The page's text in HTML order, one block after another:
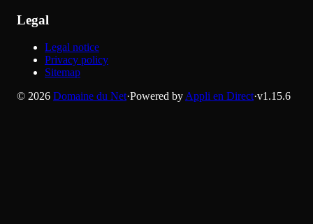
Legal
Legal notice
Privacy policy
Sitemap
© 2026 Domaine du Net·Powered by Appli en Direct·v1.15.6